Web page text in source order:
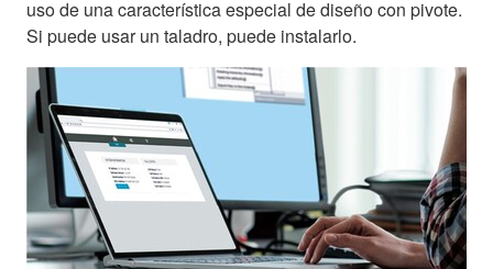
uso de una característica especial de diseño con pivote.
Si puede usar un taladro, puede instalarlo.